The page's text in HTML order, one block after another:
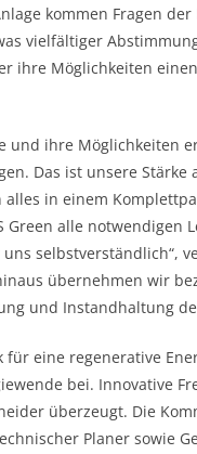
kommen Fragen
vielfältiger
ihre Möglichkeiten
und ihre Möglichkeiten
Das ist unsere Stärke
in einem
alle notwendigen
selbstverständlich“,
übernehmen wir
und Instandhaltung
eine regenerative
bei. Innovative
überzeugt. Die
Planer sowie